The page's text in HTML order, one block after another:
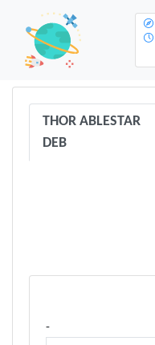
THOR ABLESTAR
DEB
-